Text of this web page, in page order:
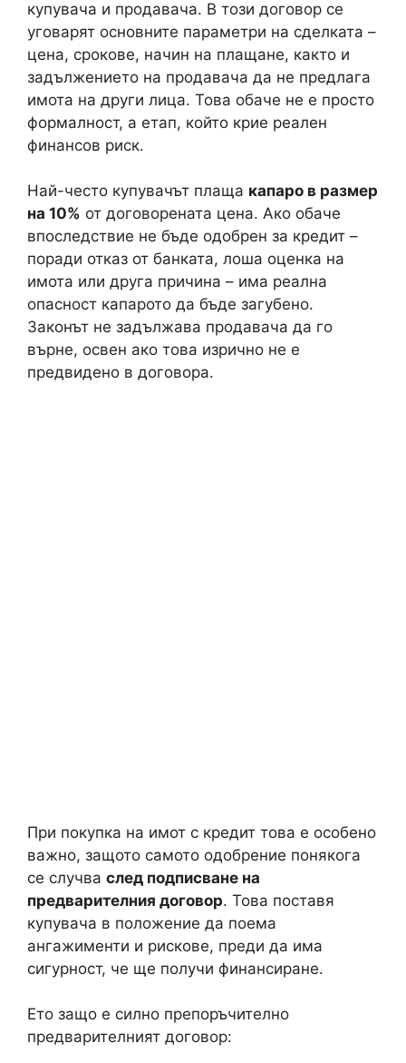
купувача и продавача. В този договор се
уговарят основните параметри на сделката –
цена, срокове, начин на плащане, както и
задължението на продавача да не предлага
имота на други лица. Това обаче не е просто
формалност, а етап, който крие реален
финансов риск.
Най-често купувачът плаща капаро в размер
на 10% от договорената цена. Ако обаче
впоследствие не бъде одобрен за кредит –
поради отказ от банката, лоша оценка на
имота или друга причина – има реална
опасност капарото да бъде загубено.
Законът не задължава продавача да го
върне, освен ако това изрично не е
предвидено в договора.
При покупка на имот с кредит това е особено
важно, защото самото одобрение понякога
се случва след подписване на
предварителния договор. Това поставя
купувача в положение да поема
ангажименти и рискове, преди да има
сигурност, че ще получи финансиране.
Ето защо е силно препоръчително
предварителният договор: